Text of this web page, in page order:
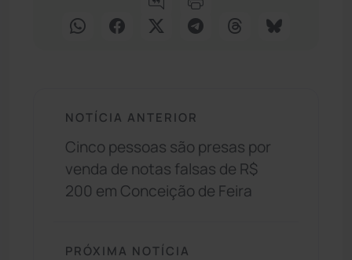
NOTÍCIA ANTERIOR
Cinco pessoas são presas por
venda de notas falsas de R$
200 em Conceição de Feira
PRÓXIMA NOTÍCIA